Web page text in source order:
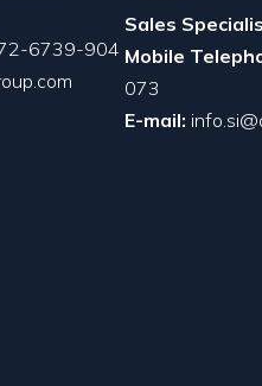
6739-904
Sales
Mobile
073
E-mail: